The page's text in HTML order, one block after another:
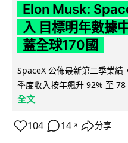
Elon Musk:
入 目標明年數據
蓋全球170國
SpaceX 公佈最新第二季業
季度收入按年飆升 92% 至
全文
104 14 ↗ 分享